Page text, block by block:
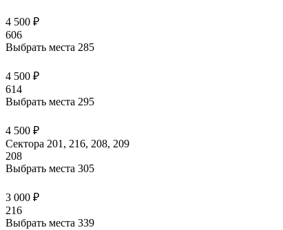
4 500 ₽
606
Выбрать места 285
4 500 ₽
614
Выбрать места 295
4 500 ₽
Сектора 201, 216, 208, 209
208
Выбрать места 305
3 000 ₽
216
Выбрать места 339